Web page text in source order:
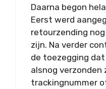
Daarna begon
Eerst werd
retourzending
zijn. Na verder
de toezegging
alsnog verzonden
trackingnummer